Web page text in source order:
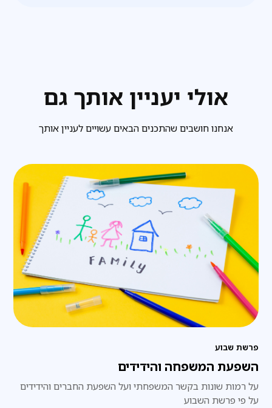
אולי יעניין אותך גם
אנחנו חושבים שהתכנים הבאים עשויים לעניין אותך
פרשת שבוע
השפעת המשפחה והידידים
על רמות שונות בקשר המשפחתי ועל השפעת החברים והידידים
על פי פרשת השבוע